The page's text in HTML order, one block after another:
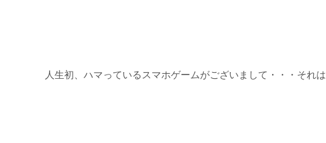
人生初、ハマっているスマホゲームがございまして・・・それは